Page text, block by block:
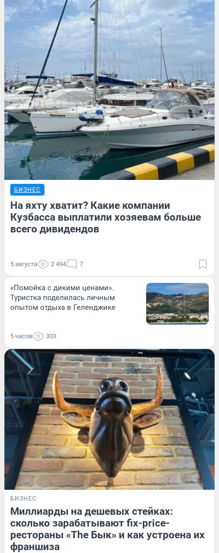
БИЗНЕС
На яхту хватит? Какие компании
Кузбасса выплатили хозяевам больше
всего дивидендов
5 августа 2 494 7
«Помойка с дикими ценами».
Туристка поделилась личным
опытом отдыха в Геленджике
5 часов 303
БИЗНЕС
Миллиарды на дешевых стейках:
сколько зарабатывают fix-price-
рестораны «The Бык» и как устроена их
франшиза